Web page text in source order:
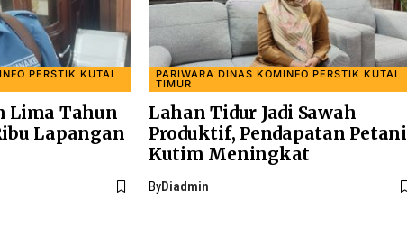
PERSTIK KUTAI
Lima Tahun
Lapangan
PARIWARA DINAS KOMINFO PERSTIK KUTAI
TIMUR
Lahan Tidur Jadi Sawah
Produktif, Pendapatan Petani
Kutim Meningkat
ByDiadmin